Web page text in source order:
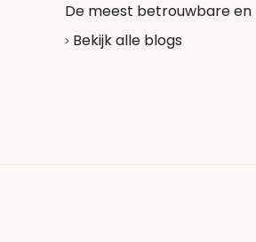
De meest betrouwbare
Bekijk alle blogs